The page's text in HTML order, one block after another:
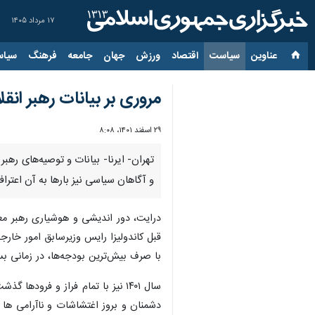
۱۷ مرداد ۱۴۰۵
عناوین‌ سیاست اقتصاد ورزش جهان جامعه فرهنگ
مروری بر بیانات رهبر
۲۹ اسفند ۱۴۰۱، ۸:۰۸